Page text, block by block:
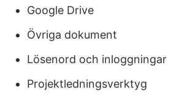
Google Drive
Övriga dokument
Lösenord och inloggningar
Projektledningsverktyg